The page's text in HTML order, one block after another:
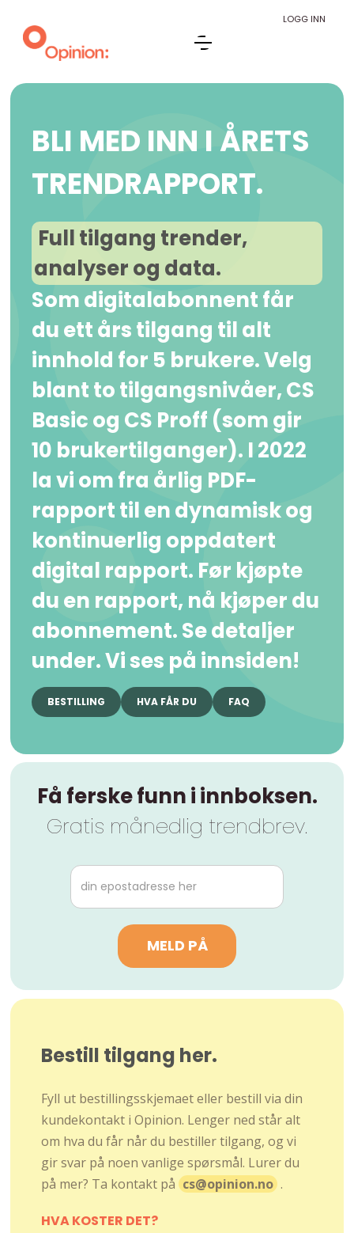
LOGG INN
BLI MED INN I ÅRETS
TRENDRAPPORT.
Full tilgang trender,
analyser og data.
Som digitalabonnent får
du ett års tilgang til alt
innhold for 5 brukere. Velg
blant to tilgangsnivåer, CS
Basic og CS Proff (som gir
10 brukertilganger). I 2022
la vi om fra årlig PDF-
rapport til en dynamisk og
kontinuerlig oppdatert
digital rapport. Før kjøpte
du en rapport, nå kjøper du
abonnement. Se detaljer
under. Vi ses på innsiden!
BESTILLING HVA FÅR DU FAQ
Få ferske funn i innboksen.
Gratis månedlig trendbrev.
Bestill tilgang her.
Fyll ut bestillingsskjemaet eller bestill via din
kundekontakt i Opinion. Lenger ned står alt
om hva du får når du bestiller tilgang, og vi
gir svar på noen vanlige spørsmål. Lurer du
på mer? Ta kontakt på cs@opinion.no .
HVA KOSTER DET?